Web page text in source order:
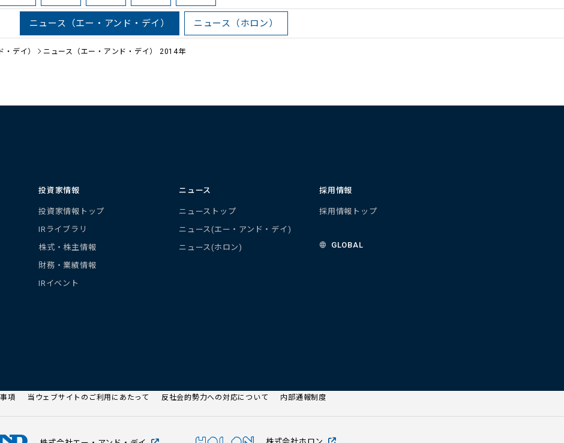
ニュース（エー・アンド・デイ） ニュース（ホロン）
・デイ） ニュース（エー・アンド・デイ） 2014年
投資家情報
投資家情報トップ
IRライブラリ
株式・株主情報
財務・業績情報
IRイベント
ニュース
ニューストップ
ニュース(エー・アンド・デイ)
ニュース(ホロン)
採用情報
採用情報トップ
GLOBAL
項 当ウェブサイトのご利用にあたって 反社会的勢力への対応について 内部通報制度